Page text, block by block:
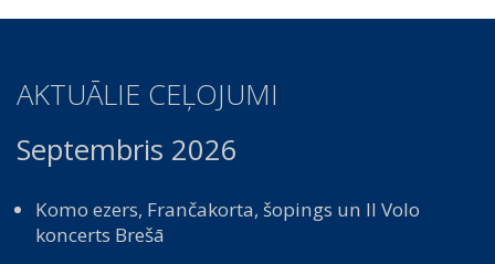
AKTUĀLIE CEĻOJUMI
Septembris 2026
Komo ezers, Frančakorta, šopings un Il Volo
koncerts Brešā